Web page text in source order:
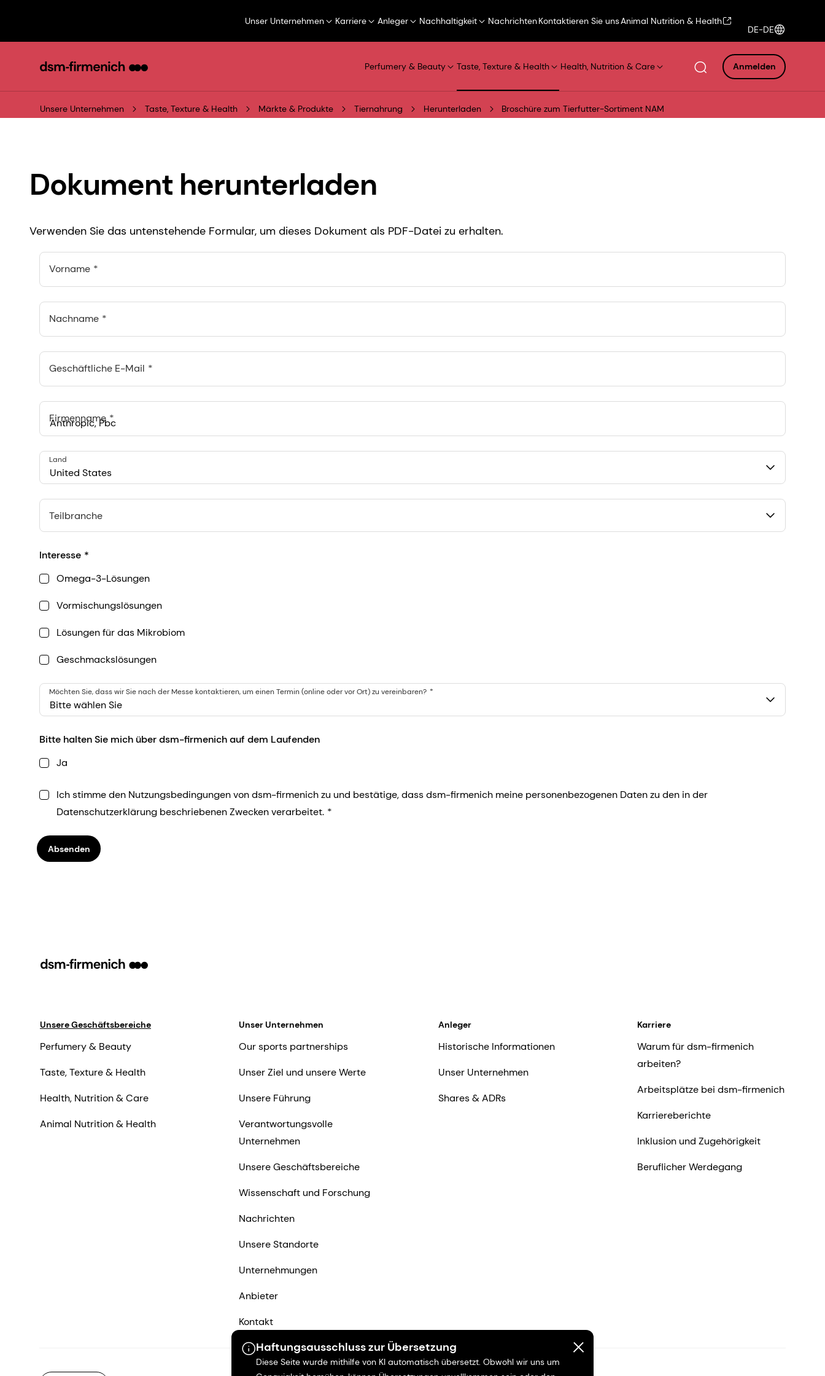
Unser Unternehmen Karriere Anleger Nachhaltigkeit NachrichtenKontaktieren Sie unsAnimal Nutrition & Health
DE-DE
Perfumery & Beauty Taste, Texture & Health Health, Nutrition & Care Anmelden
Unsere Unternehmen Taste, Texture & Health Märkte & Produkte Tiernahrung Herunterladen Broschüre zum Tierfutter-Sortiment NAM
Dokument herunterladen
Verwenden Sie das untenstehende Formular, um dieses Dokument als PDF-Datei zu erhalten.
Vorname
Nachname
Geschäftliche E-Mail
Firmenname
Anthropic, PBC
548 Market St Pmb 90375, San Francisco, California, US
United States
Land
Teilbranche
Interesse
Omega-3-Lösungen
Vormischungslösungen
Lösungen für das Mikrobiom
Geschmackslösungen
Bitte wählen Sie
Möchten Sie, dass wir Sie nach der Messe kontaktieren, um einen Termin (online oder vor Ort) zu vereinbaren?
Bitte halten Sie mich über dsm-firmenich auf dem Laufenden
Ja
Ich stimme den Nutzungsbedingungen von dsm-firmenich zu und bestätige, dass dsm-firmenich meine personenbezogenen Daten zu den in der
Datenschutzerklärung beschriebenen Zwecken verarbeitet.
Absenden
Haftungsausschluss zur Übersetzung
Diese Seite wurde mithilfe von KI automatisch übersetzt. Obwohl wir uns um
Unsere Geschäftsbereiche
Perfumery & Beauty
Taste, Texture & Health
Health, Nutrition & Care
Animal Nutrition & Health
Unser Unternehmen
Our sports partnerships
Unser Ziel und unsere Werte
Unsere Führung
Verantwortungsvolle
Unternehmen
Unsere Geschäftsbereiche
Wissenschaft und Forschung
Nachrichten
Unsere Standorte
Unternehmungen
Anbieter
Kontakt
Anleger
Historische Informationen
Unser Unternehmen
Shares & ADRs
Karriere
Warum für dsm-firmenich
arbeiten?
Arbeitsplätze bei dsm-firmenich
Karriereberichte
Inklusion und Zugehörigkeit
Beruflicher Werdegang